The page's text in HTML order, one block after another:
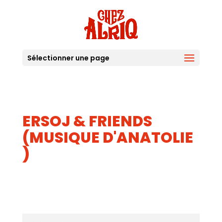
Sélectionner une page
ERSOJ & FRIENDS
(MUSIQUE D'ANATOLIE
)